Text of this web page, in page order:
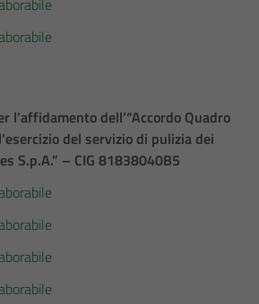
l’affidamento dell’“Accordo Quadro
del servizio di pulizia dei
S.p.A.” – CIG 81838040B5